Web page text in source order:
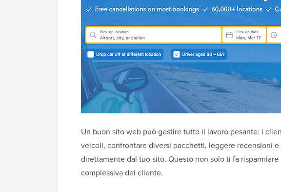
Un buon sito web può gestire tutto il lavoro pesante: i
veicoli, confrontare diversi pacchetti, leggere recensioni
direttamente dal tuo sito. Questo non solo ti fa
complessiva del cliente.